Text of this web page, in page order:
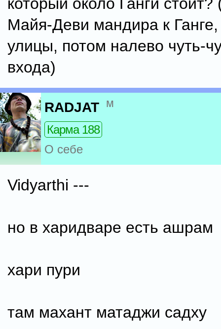
Майя-Деви мандира к
улицы, потом налево чуть-
входа)
RADJAT м
Карма 188
О себе
Vidyarthi ---
но в харидваре есть ашрам
хари пури
там махант матаджи садху